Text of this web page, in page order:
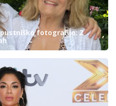
fotografijo: Z